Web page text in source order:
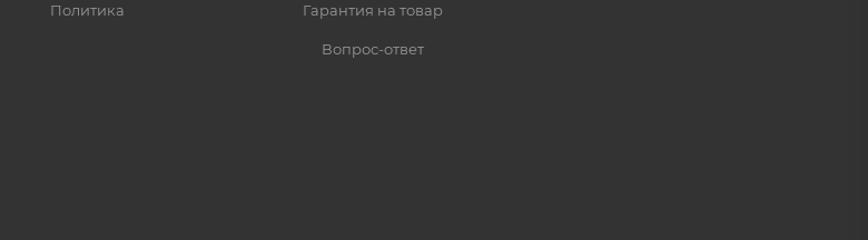
Политика Гарантия на товар
Вопрос-ответ